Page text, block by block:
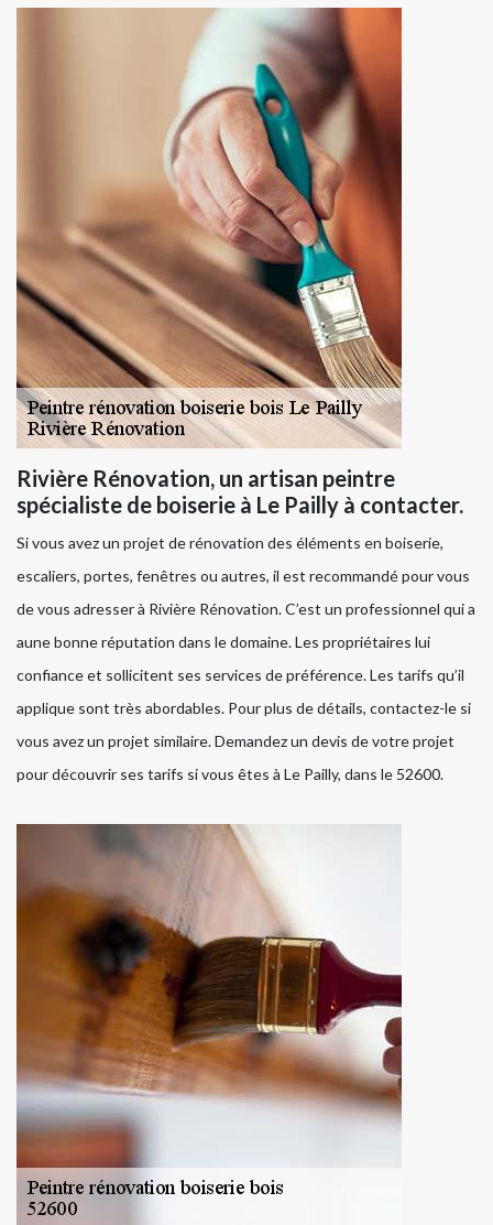
Rivière Rénovation, un artisan peintre
spécialiste de boiserie à Le Pailly à contacter.
Si vous avez un projet de rénovation des éléments en boiserie,
escaliers, portes, fenêtres ou autres, il est recommandé pour vous
de vous adresser à Rivière Rénovation. C’est un professionnel qui a
aune bonne réputation dans le domaine. Les propriétaires lui
confiance et sollicitent ses services de préférence. Les tarifs qu’il
applique sont très abordables. Pour plus de détails, contactez-le si
vous avez un projet similaire. Demandez un devis de votre projet
pour découvrir ses tarifs si vous êtes à Le Pailly, dans le 52600.